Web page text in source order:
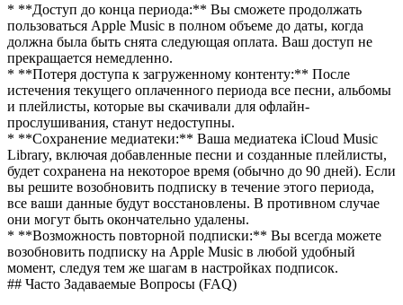
* **Доступ до конца периода:** Вы сможете продолжать
пользоваться Apple Music в полном объеме до даты, когда
должна была быть снята следующая оплата. Ваш доступ не
прекращается немедленно.
* **Потеря доступа к загруженному контенту:** После
истечения текущего оплаченного периода все песни, альбомы
и плейлисты, которые вы скачивали для офлайн-
прослушивания, станут недоступны.
* **Сохранение медиатеки:** Ваша медиатека iCloud Music
Library, включая добавленные песни и созданные плейлисты,
будет сохранена на некоторое время (обычно до 90 дней). Если
вы решите возобновить подписку в течение этого периода,
все ваши данные будут восстановлены. В противном случае
они могут быть окончательно удалены.
* **Возможность повторной подписки:** Вы всегда можете
возобновить подписку на Apple Music в любой удобный
момент, следуя тем же шагам в настройках подписок.
## Часто Задаваемые Вопросы (FAQ)